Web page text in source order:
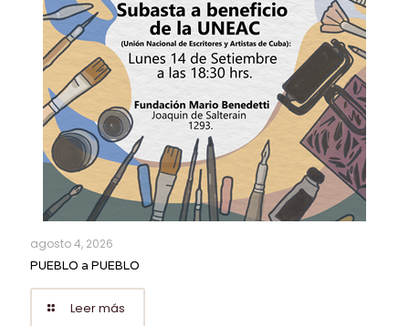
agosto 4, 2026
PUEBLO a PUEBLO
Leer más